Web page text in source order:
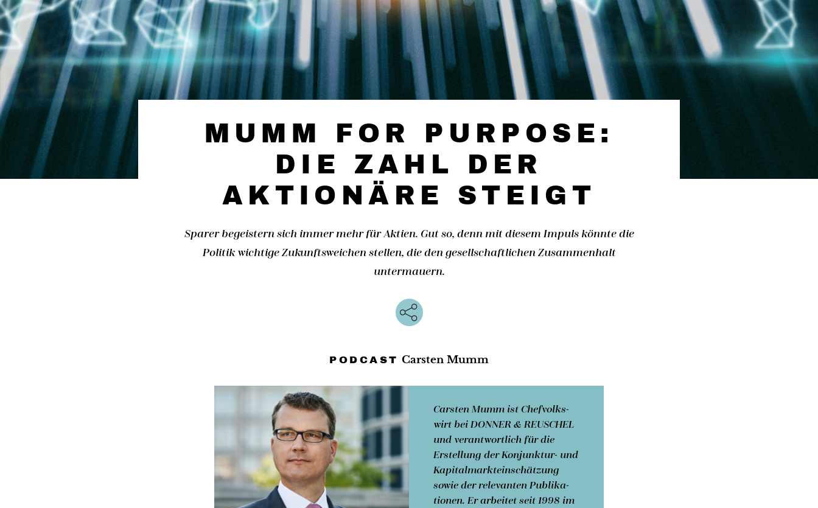
MUMM FOR PURPOSE:
DIE ZAHL DER
AKTIONÄRE STEIGT
Sparer begeistern sich immer mehr für Aktien. Gut so, denn mit diesem Impuls könnte die
Politik wichtige Zukunftsweichen stellen, die den gesellschaftlichen Zusammenhalt
untermauern.
PODCAST Carsten Mumm
Carsten Mumm ist Chef­volks­
wirt bei DONNER & REUSCHEL
und ver­ant­wort­lich für die
Erstellung der Konjunktur- und
Kapital­markt­einschätzung
sowie der relevanten Pu­bli­ka­
tionen. Er arbeitet seit 1998 im